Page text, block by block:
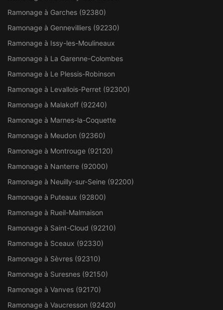
Ramonage à Garches (92380)
Ramonage à Gennevilliers (92230)
Ramonage à Issy-les-Moulineaux
Ramonage à La Garenne-Colombes
Ramonage à Le Plessis-Robinson
Ramonage à Levallois-Perret (92300)
Ramonage à Malakoff (92240)
Ramonage à Marnes-la-Coquette
Ramonage à Meudon (92360)
Ramonage à Montrouge (92120)
Ramonage à Nanterre (92000)
Ramonage à Neuilly-sur-Seine (92200)
Ramonage à Puteaux (92800)
Ramonage à Rueil-Malmaison
Ramonage à Saint-Cloud (92210)
Ramonage à Sceaux (92330)
Ramonage à Sèvres (92310)
Ramonage à Suresnes (92150)
Ramonage à Vanves (92170)
Ramonage à Vaucresson (92420)